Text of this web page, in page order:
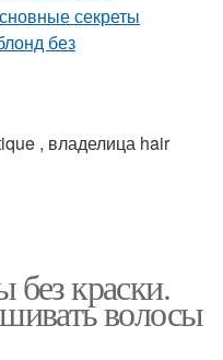
, владелица hair
без краски.
волосы